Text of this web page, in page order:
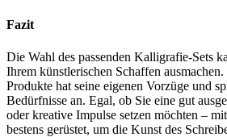
Fazit
Die Wahl des passenden Kalligrafie-Sets
Ihrem künstlerischen Schaffen ausmachen.
Produkte hat seine eigenen Vorzüge und
Bedürfnisse an. Egal, ob Sie eine gut
oder kreative Impulse setzen möchten –
bestens gerüstet, um die Kunst des